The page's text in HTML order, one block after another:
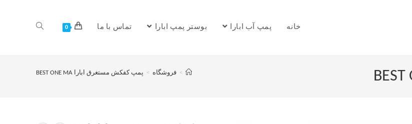
خانه پمپ آب ابارا بوستر پمپ ابارا تماس با ما 0
> فروشگاه > پمپ کفکش مستغرق ابارا BEST ONE MA